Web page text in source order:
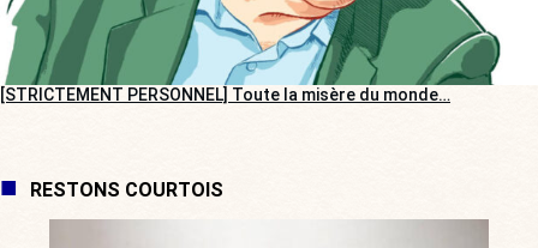
[STRICTEMENT PERSONNEL] Toute la misère du monde…
RESTONS COURTOIS